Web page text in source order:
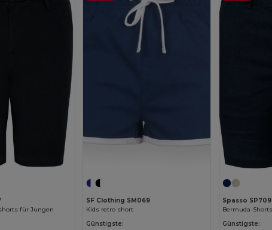
für Jungen
SF Clothing SM069
Kids retro short
Günstigste:
Spasso SP709
Günstigste: